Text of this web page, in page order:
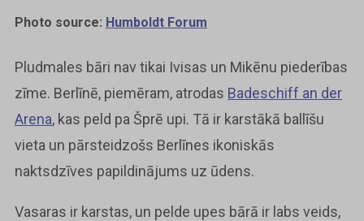
Photo source: Humboldt Forum
Pludmales bāri nav tikai Ivisas un Mikēnu piederības
zīme. Berlīnē, piemēram, atrodas Badeschiff an der
Arena, kas peld pa Šprē upi. Tā ir karstākā ballīšu
vieta un pārsteidzošs Berlīnes ikoniskās
naktsdzīves papildinājums uz ūdens.
Vasaras ir karstas, un pelde upes bārā ir labs veids,